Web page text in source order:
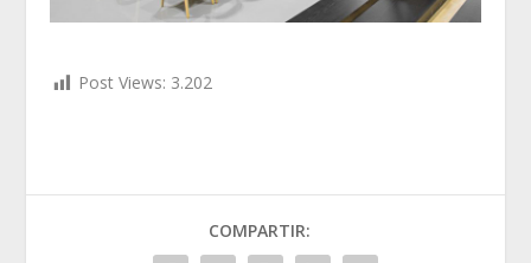
Post Views: 3.202
COMPARTIR: